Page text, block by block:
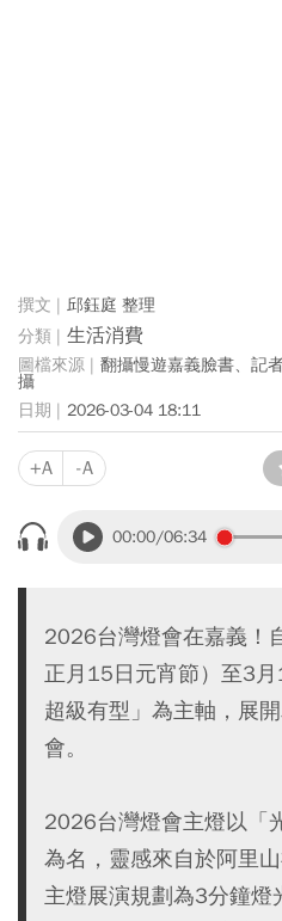
邱鈺庭 整理
生活消費
翻攝慢遊嘉義臉書、記
攝
2026-03-04 18:11
+A -A
00:00/06:34
2026台灣燈會在嘉義！
正月15日元宵節）至3
超級有型」為主軸，展
會。
2026台灣燈會主燈以「
為名，靈感來自於阿里
主燈展演規劃為3分鐘燈